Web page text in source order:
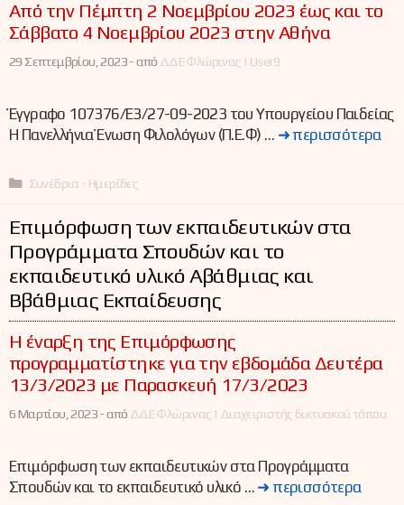
Από την Πέμπτη 2 Νοεμβρίου 2023 έως και το
Σάββατο 4 Νοεμβρίου 2023 στην Αθήνα
29 Σεπτεμβρίου, 2023 -από ΔΔΕ Φλώρινας | User9
Έγγραφο 107376/Ε3/27-09-2023 του Υπουργείου Παιδείας
Η Πανελλήνια Ένωση Φιλολόγων (Π.Ε.Φ) … ➜ περισσότερα
Κατηγορίες
Συνέδρια - Ημερίδες
Επιμόρφωση των εκπαιδευτικών στα
Προγράμματα Σπουδών και το
εκπαιδευτικό υλικό Αβάθμιας και
Ββάθμιας Εκπαίδευσης
Η έναρξη της Επιμόρφωσης
προγραμματίστηκε για την εβδομάδα Δευτέρα
13/3/2023 με Παρασκευή 17/3/2023
6 Μαρτίου, 2023 -από ΔΔΕ Φλώρινας | Διαχειριστής δικτυακού τόπου
Επιμόρφωση των εκπαιδευτικών στα Προγράμματα
Σπουδών και το εκπαιδευτικό υλικό … ➜ περισσότερα